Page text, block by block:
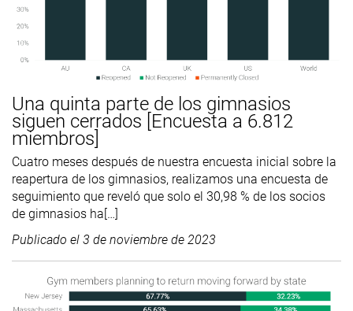
Una quinta parte de los gimnasios
siguen cerrados [Encuesta a 6.812
miembros]
Cuatro meses después de nuestra encuesta inicial sobre la
reapertura de los gimnasios, realizamos una encuesta de
seguimiento que reveló que solo el 30,98 % de los socios
de gimnasios ha[…]
Publicado el 3 de noviembre de 2023